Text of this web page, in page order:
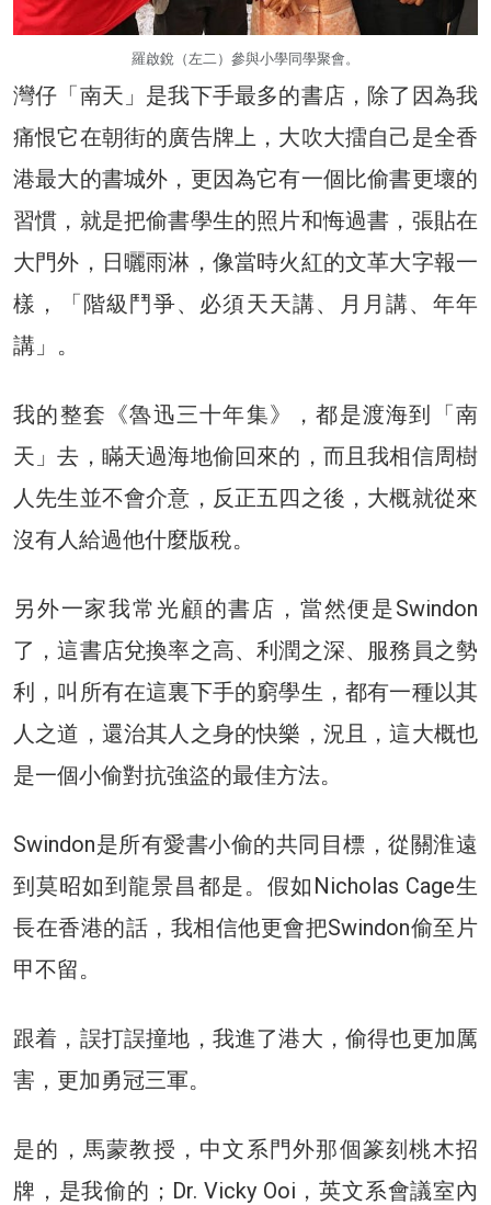
羅啟銳（左二）參與小學同學聚會。
灣仔「南天」是我下手最多的書店，除了因為我
痛恨它在朝街的廣告牌上，大吹大擂自己是全香
港最大的書城外，更因為它有一個比偷書更壞的
習慣，就是把偷書學生的照片和悔過書，張貼在
大門外，日曬雨淋，像當時火紅的文革大字報一
樣，「階級鬥爭、必須天天講、月月講、年年
講」。
我的整套《魯迅三十年集》，都是渡海到「南
天」去，瞞天過海地偷回來的，而且我相信周樹
人先生並不會介意，反正五四之後，大概就從來
沒有人給過他什麼版稅。
另外一家我常光顧的書店，當然便是Swindon
了，這書店兌換率之高、利潤之深、服務員之勢
利，叫所有在這裏下手的窮學生，都有一種以其
人之道，還治其人之身的快樂，況且，這大概也
是一個小偷對抗強盜的最佳方法。
Swindon是所有愛書小偷的共同目標，從關淮遠
到莫昭如到龍景昌都是。假如Nicholas Cage生
長在香港的話，我相信他更會把Swindon偷至片
甲不留。
跟着，誤打誤撞地，我進了港大，偷得也更加厲
害，更加勇冠三軍。
是的，馬蒙教授，中文系門外那個篆刻桃木招
牌，是我偷的；Dr. Vicky Ooi，英文系會議室內